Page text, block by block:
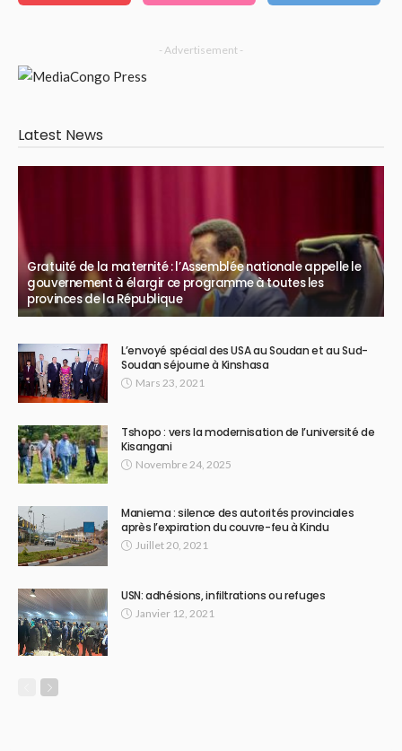
- Advertisement -
Latest News
Gratuité de la maternité : l’Assemblée nationale appelle le
gouvernement à élargir ce programme à toutes les
provinces de la République
L’envoyé spécial des USA au Soudan et au Sud-
Soudan séjourne à Kinshasa
Mars 23, 2021
Tshopo : vers la modernisation de l’université de
Kisangani
Novembre 24, 2025
Maniema : silence des autorités provinciales
après l’expiration du couvre-feu à Kindu
Juillet 20, 2021
USN: adhésions, infiltrations ou refuges
Janvier 12, 2021